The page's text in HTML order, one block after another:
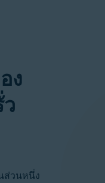
ง
ส่วนหนึ่ง